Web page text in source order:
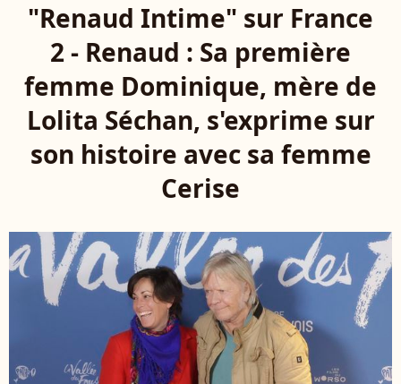
"Renaud Intime" sur France
2 - Renaud : Sa première
femme Dominique, mère de
Lolita Séchan, s'exprime sur
son histoire avec sa femme
Cerise